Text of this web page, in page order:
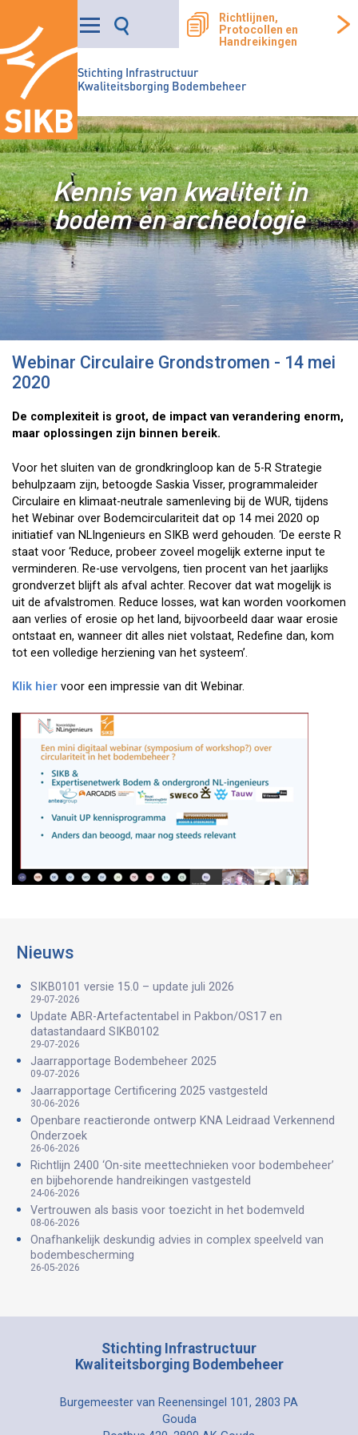
Stichting Infrastructuur
Kwaliteitsborging Bodembeheer
Richtlijnen,
Protocollen en
Handreikingen
Kennis van kwaliteit in
bodem en archeologie
Webinar Circulaire Grondstromen - 14 mei
2020
De complexiteit is groot, de impact van verandering enorm,
maar oplossingen zijn binnen bereik.
Voor het sluiten van de grondkringloop kan de 5-R Strategie
behulpzaam zijn, betoogde Saskia Visser, programmaleider
Circulaire en klimaat-neutrale samenleving bij de WUR, tijdens
het Webinar over Bodemcirculariteit dat op 14 mei 2020 op
initiatief van NLIngenieurs en SIKB werd gehouden. ‘De eerste R
staat voor ‘Reduce, probeer zoveel mogelijk externe input te
verminderen. Re-use vervolgens, tien procent van het jaarlijks
grondverzet blijft als afval achter. Recover dat wat mogelijk is
uit de afvalstromen. Reduce losses, wat kan worden voorkomen
aan verlies of erosie op het land, bijvoorbeeld daar waar erosie
ontstaat en, wanneer dit alles niet volstaat, Redefine dan, kom
tot een volledige herziening van het systeem’.
Klik hier voor een impressie van dit Webinar.
Nieuws
SIKB0101 versie 15.0 – update juli 2026
29-07-2026
Update ABR-Artefactentabel in Pakbon/OS17 en
datastandaard SIKB0102
29-07-2026
Jaarrapportage Bodembeheer 2025
09-07-2026
Jaarrapportage Certificering 2025 vastgesteld
30-06-2026
Openbare reactieronde ontwerp KNA Leidraad Verkennend
Onderzoek
26-06-2026
Richtlijn 2400 ‘On-site meettechnieken voor bodembeheer’
en bijbehorende handreikingen vastgesteld
24-06-2026
Vertrouwen als basis voor toezicht in het bodemveld
08-06-2026
Onafhankelijk deskundig advies in complex speelveld van
bodembescherming
26-05-2026
Stichting Infrastructuur
Kwaliteitsborging Bodembeheer
Burgemeester van Reenensingel 101, 2803 PA
Gouda